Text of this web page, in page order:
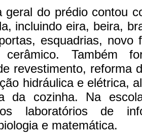
geral do prédio contou
incluindo eira, beira,
esquadrias, novo
Também
revestimento, reforma
hidráulica e elétrica,
da cozinha. Na
laboratórios de
e matemática.